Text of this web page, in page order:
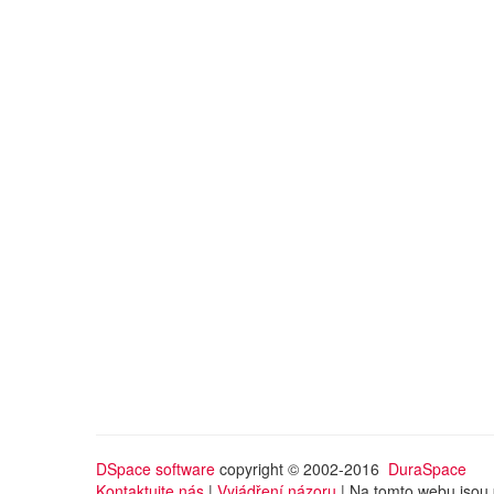
DSpace software copyright © 2002-2016 DuraSpace